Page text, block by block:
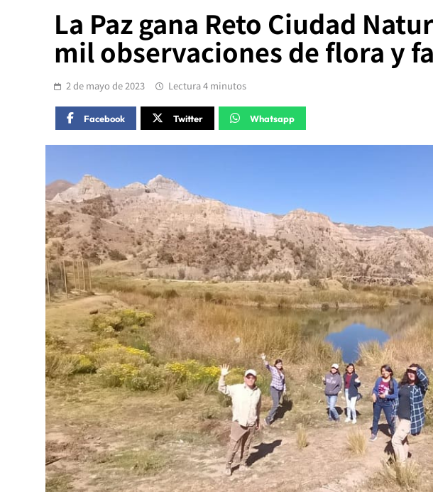
La Paz gana Reto Ciudad
mil observaciones de flora y
2 de mayo de 2023 Lectura 4 minutos
Facebook Twitter Whatsapp